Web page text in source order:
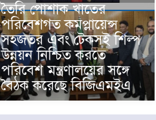
তৈরি পোশাক খাতের
পরিবেশগত কমপ্লায়েন্স
সহজতর এবং টেকসই শিল্প
উন্নয়ন নিশ্চিত করতে
পরিবেশ মন্ত্রণালয়ের সঙ্গে
বৈঠক করেছে বিজিএমইএ